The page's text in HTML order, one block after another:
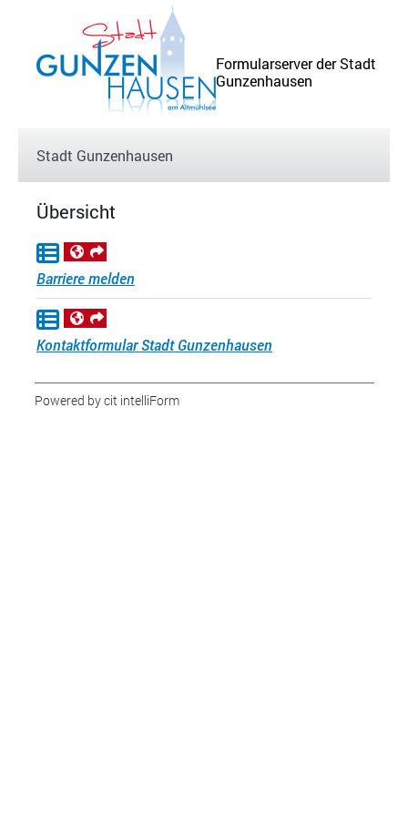
Stadt Gunzenhausen
Übersicht
Ausfüllassistent
Barriere melden
Ausfüllassistent
Kontaktformular Stadt Gunzenhausen
Powered by cit intelliForm